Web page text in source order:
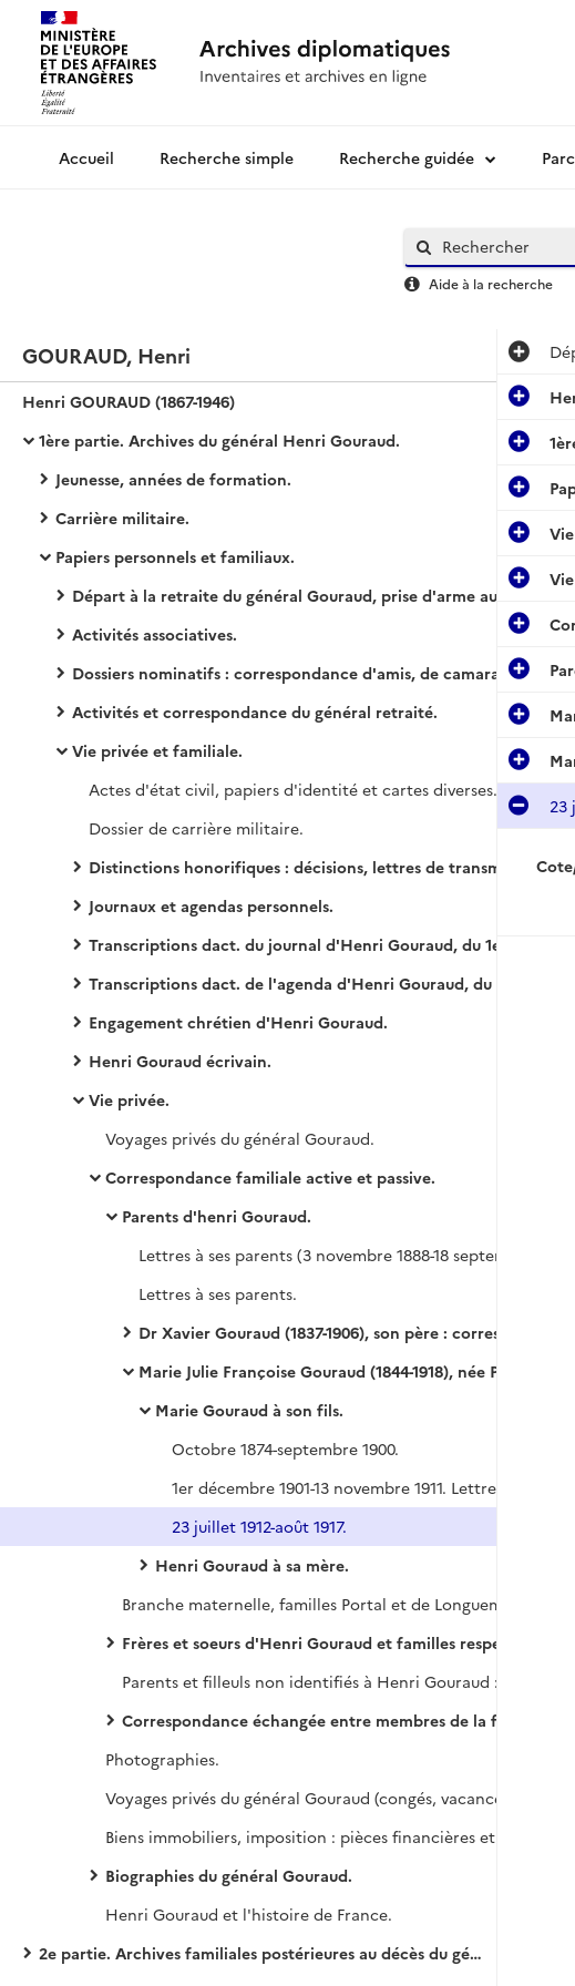
Archives diplomatiquesRecherche simple Recherche guidée
Aide à la recherche
GOURAUD, Henri
Henri GOURAUD (1867-1946)
1ère partie. Archives du général Henri Gouraud.
Jeunesse, années de formation.
Carrière militaire.
Papiers personnels et familiaux.
Départ à la retraite du général Gouraud, prise d'arme aux Invalides le 17 novembre 1937, remise d'un fanion d'honneur par ses anciens soldats le 9 janvier 1938 dans la cour d'honneur des Invalides.
Activités associatives.
Dossiers nominatifs : correspondance d'amis, de camarades, de relations (papiers de fonction, interventions, sollicitations diverses, félicitations adressées au général et remerciements suite à des félicitations adressées par le général), documentation sur le personnage, ses écrits, sa postérité.
Activités et correspondance du général retraité.
Vie privée et familiale.
Actes d'état civil, papiers d'identité et cartes diverses.
Dossier de carrière militaire.
Distinctions honorifiques : décisions, lettres de transmission, brevets et diplômes, presse.
Journaux et agendas personnels.
Transcriptions dact. du journal d'Henri Gouraud, du 1er janvier au 31 décembre 1907.
Transcriptions dact. de l'agenda d'Henri Gouraud, du 1er janvier 1928 au 14 octobre 1932.
Engagement chrétien d'Henri Gouraud.
Henri Gouraud écrivain.
Vie privée.
Voyages privés du général Gouraud.
Correspondance familiale active et passive.
Parents d'henri Gouraud.
Lettres à ses parents.
Dr Xavier Gouraud (1837-1906), son père : correspondance échangée avec son fils.
Marie Julie Françoise Gouraud (1844-1918), née Portal, sa mère : correspondance échangée avec son fils.
Marie Gouraud à son fils.
Octobre 1874-septembre 1900.
23 juillet 1912-août 1917.
Henri Gouraud à sa mère.
Branche maternelle, familles Portal et de Longuemare.
Frères et soeurs d'Henri Gouraud et familles respectives.
Correspondance échangée entre membres de la famille Gouraud, quelques papiers personnels (classement par destinataire).
Photographies.
Biographies du général Gouraud.
Henri Gouraud et l'histoire de France.
2e partie. Archives familiales postérieures au décès du général Henri Gouraud.
23